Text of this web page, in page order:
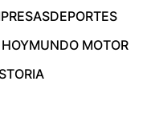
DEPORTES
MUNDO MOTOR